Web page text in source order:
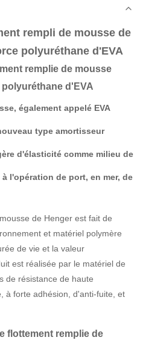
rempli de mousse de
polyuréthane d'EVA
remplie de mousse
d'EVA
également appelé EVA
type amortisseur
d'élasticité comme milieu de
l'opération de port, en mer, de
de Henger est fait de
et matériel polymère
de vie et la valeur
est réalisée par le matériel de
de résistance de haute
à forte adhésion, d'anti-fuite, et
flottement remplie de